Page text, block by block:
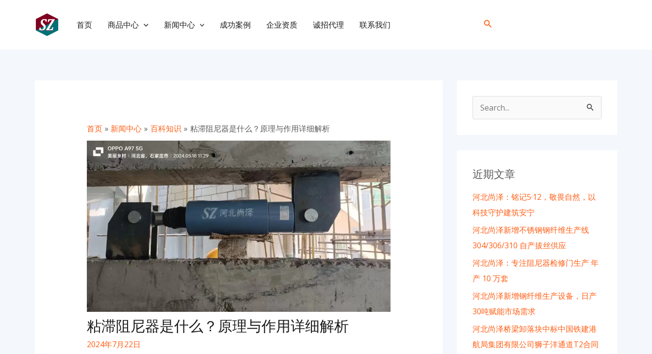
首页 商品中心 新闻中心 成功案例 企业资质 诚招代理 联系我们
搜
首页 新闻中心 百科知识 粘滞阻尼器是什么？原理与作用详细解析
粘滞阻尼器是什么？原理与作用详细解析
2024年7月22日
navigation
近期文章
河北尚泽：铭记5·12，敬畏自然，以
科技守护建筑安宁
河北尚泽新增不锈钢钢纤维生产线
304/306/310 自产拔丝供应
河北尚泽：专注阻尼器检修门生产 年
产 10 万套
河北尚泽新增钢纤维生产设备，日产
30吨赋能市场需求
河北尚泽桥梁卸落块中标中国铁建港
航局集团有限公司狮子洋通道T2合同